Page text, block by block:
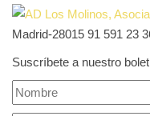
Madrid-28015 91 591 23
Suscríbete a nuestro